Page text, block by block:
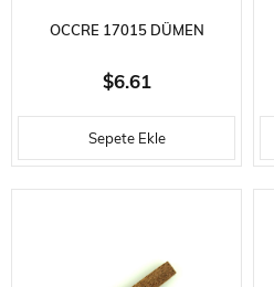
OCCRE 17015 DÜMEN
MENTEŞESI 3X20 MM. PRINÇ, 3
ADET
$6.61
Sepete Ekle